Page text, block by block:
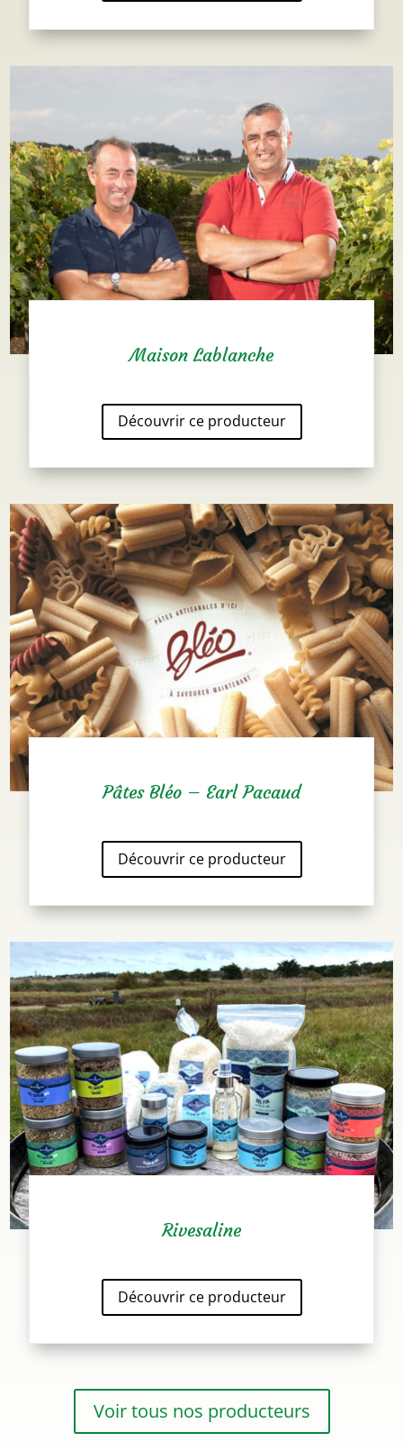
Maison Lablanche
Découvrir ce producteur
Pâtes Bléo – Earl Pacaud
Découvrir ce producteur
Rivesaline
Découvrir ce producteur
Voir tous nos producteurs